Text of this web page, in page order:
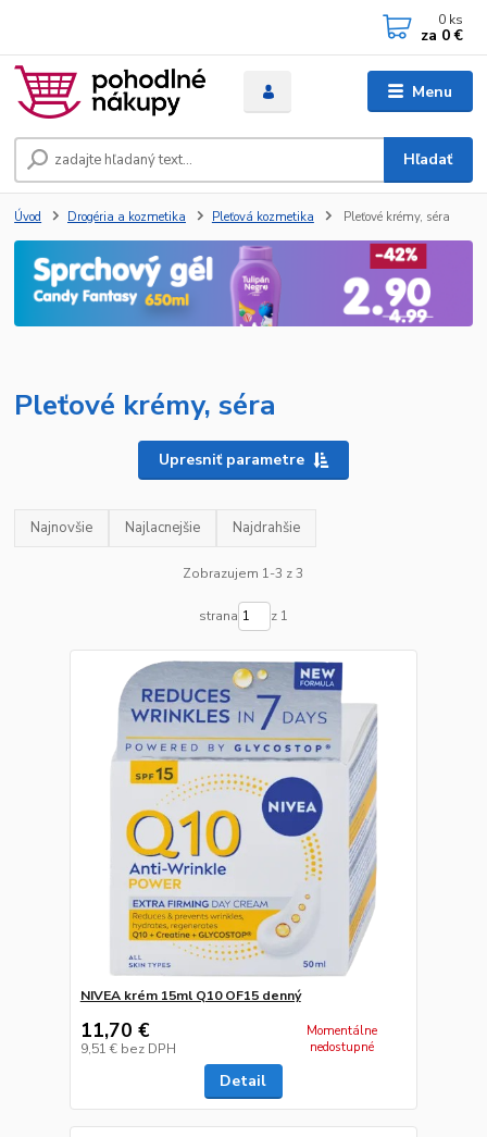
Menu
Hľadať
0 ks
za 0 €
Úvod Drogéria a kozmetika Pleťová kozmetika Pleťové krémy, séra
Pleťové krémy, séra
Upresniť parametre
Najnovšie Najlacnejšie Najdrahšie
Zobrazujem 1-3 z 3
strana z 1
NIVEA krém 15ml Q10 OF15 denný
11,70 €
9,51 € bez DPH
Momentálne
nedostupné
Detail